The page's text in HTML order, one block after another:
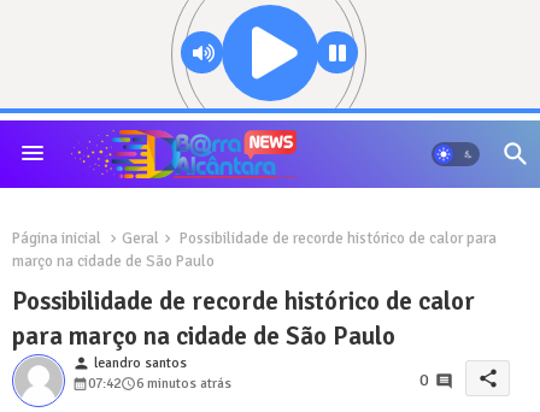
Página inicial Geral
Possibilidade de recorde histórico de calor para
março na cidade de São Paulo
Possibilidade de recorde histórico de calor
para março na cidade de São Paulo
person leandro santos
07:42
6 minutos atrás 0 share